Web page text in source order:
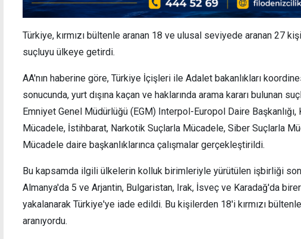
Türkiye, kırmızı bültenle aranan 18 ve ulusal seviyede aranan 27
suçluyu ülkeye getirdi.
AA'nın haberine göre, Türkiye İçişleri ile Adalet bakanlıkları
sonucunda, yurt dışına kaçan ve haklarında arama kararı bulunan
Emniyet Genel Müdürlüğü (EGM) Interpol-Europol Daire Başkanlığı,
Mücadele, İstihbarat, Narkotik Suçlarla Mücadele, Siber Suçlarla
Mücadele daire başkanlıklarınca çalışmalar gerçekleştirildi.
Bu kapsamda ilgili ülkelerin kolluk birimleriyle yürütülen işbirliği
Almanya'da 5 ve Arjantin, Bulgaristan, Irak, İsveç ve Karadağ'da
yakalanarak Türkiye'ye iade edildi. Bu kişilerden 18'i kırmızı
aranıyordu.
ve Türkeş'i
Türkiye'de Yüksek Askeri Şura
açıklandı